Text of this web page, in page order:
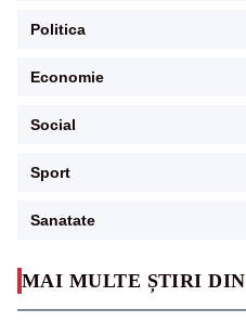
MAI MULTE ȘTIRI DIN
Politica
Economie
Social
Sport
Sanatate